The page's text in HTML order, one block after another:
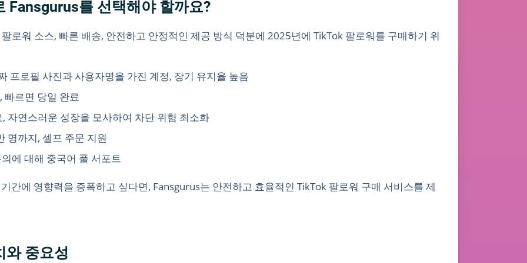
Fansgurus를 선택해야 할까요?
로워 소스, 빠른 배송, 안전하고 안정적인 제공 방식 덕분에 2025년에 TikTok 팔로워를 구매하기 위
프로필 사진과 사용자명을 가진 계정, 장기 유지율 높음
르면 당일 완료
연스러운 성장을 모사하여 차단 위험 최소화
까지, 셀프 주문 지원
에 대해 중국어 풀 서포트
간에 영향력을 증폭하고 싶다면, Fansgurus는 안전하고 효율적인 TikTok 팔로워 구매 서비스를 제
와 중요성